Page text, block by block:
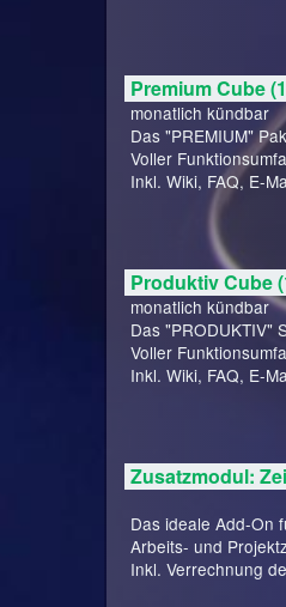
Premium Cube
monatlich kündbar
Das "PREMIUM"
Voller
Inkl. Wiki, FAQ, E-
Produktiv Cube
monatlich kündbar
Das "PRODUKTIV"
Voller
Inkl. Wiki, FAQ, E-
Zusatzmodul:
Das ideale Add-On
Arbeits- und
Inkl. Verrechnung